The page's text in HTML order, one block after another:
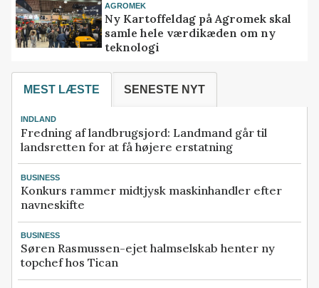
AGROMEK
Ny Kartoffeldag på Agromek skal
samle hele værdikæden om ny
teknologi
MEST LÆSTE SENESTE NYT
INDLAND
Fredning af landbrugsjord: Landmand går til
landsretten for at få højere erstatning
BUSINESS
Konkurs rammer midtjysk maskinhandler efter
navneskifte
BUSINESS
Søren Rasmussen-ejet halmselskab henter ny
topchef hos Tican